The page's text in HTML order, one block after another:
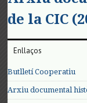
de la CIC
Enllaços
Butlletí Cooperatiu
Arxiu documental